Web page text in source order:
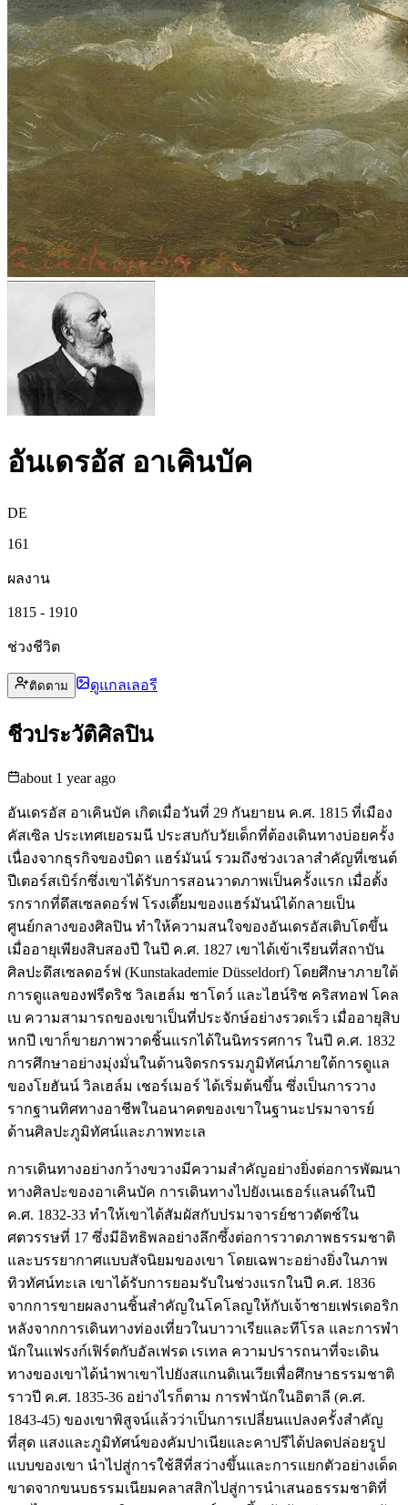
อันเดรอัส อาเคินบัค
DE
161
ผลงาน
1815 - 1910
ช่วงชีวิต
ติดตาม ดูแกลเลอรี
ชีวประวัติศิลปิน
about 1 year ago
อันเดรอัส อาเคินบัค เกิดเมื่อวันที่ 29 กันยายน ค.ศ. 1815 ที่เมือง
คัสเซิล ประเทศเยอรมนี ประสบกับวัยเด็กที่ต้องเดินทางบ่อยครั้ง
เนื่องจากธุรกิจของบิดา แฮร์มันน์ รวมถึงช่วงเวลาสำคัญที่เซนต์
ปีเตอร์สเบิร์กซึ่งเขาได้รับการสอนวาดภาพเป็นครั้งแรก เมื่อตั้ง
รกรากที่ดึสเซลดอร์ฟ โรงเตี๊ยมของแฮร์มันน์ได้กลายเป็น
ศูนย์กลางของศิลปิน ทำให้ความสนใจของอันเดรอัสเติบโตขึ้น
เมื่ออายุเพียงสิบสองปี ในปี ค.ศ. 1827 เขาได้เข้าเรียนที่สถาบัน
ศิลปะดึสเซลดอร์ฟ (Kunstakademie Düsseldorf) โดยศึกษาภายใต้
การดูแลของฟรีดริช วิลเฮล์ม ชาโดว์ และไฮน์ริช คริสทอฟ โคล
เบ ความสามารถของเขาเป็นที่ประจักษ์อย่างรวดเร็ว เมื่ออายุสิบ
หกปี เขาก็ขายภาพวาดชิ้นแรกได้ในนิทรรศการ ในปี ค.ศ. 1832
การศึกษาอย่างมุ่งมั่นในด้านจิตรกรรมภูมิทัศน์ภายใต้การดูแล
ของโยฮันน์ วิลเฮล์ม เชอร์เมอร์ ได้เริ่มต้นขึ้น ซึ่งเป็นการวาง
รากฐานทิศทางอาชีพในอนาคตของเขาในฐานะปรมาจารย์
ด้านศิลปะภูมิทัศน์และภาพทะเล
การเดินทางอย่างกว้างขวางมีความสำคัญอย่างยิ่งต่อการพัฒนา
ทางศิลปะของอาเคินบัค การเดินทางไปยังเนเธอร์แลนด์ในปี
ค.ศ. 1832-33 ทำให้เขาได้สัมผัสกับปรมาจารย์ชาวดัตช์ใน
ศตวรรษที่ 17 ซึ่งมีอิทธิพลอย่างลึกซึ้งต่อการวาดภาพธรรมชาติ
และบรรยากาศแบบสัจนิยมของเขา โดยเฉพาะอย่างยิ่งในภาพ
ทิวทัศน์ทะเล เขาได้รับการยอมรับในช่วงแรกในปี ค.ศ. 1836
จากการขายผลงานชิ้นสำคัญในโคโลญให้กับเจ้าชายเฟรเดอริก
หลังจากการเดินทางท่องเที่ยวในบาวาเรียและทีโรล และการพำ
นักในแฟรงก์เฟิร์ตกับอัลเฟรด เรเทล ความปรารถนาที่จะเดิน
ทางของเขาได้นำพาเขาไปยังสแกนดิเนเวียเพื่อศึกษาธรรมชาติ
ราวปี ค.ศ. 1835-36 อย่างไรก็ตาม การพำนักในอิตาลี (ค.ศ.
1843-45) ของเขาพิสูจน์แล้วว่าเป็นการเปลี่ยนแปลงครั้งสำคัญ
ที่สุด แสงและภูมิทัศน์ของคัมปาเนียและคาปรีได้ปลดปล่อยรูป
แบบของเขา นำไปสู่การใช้สีที่สว่างขึ้นและการแยกตัวอย่างเด็ด
ขาดจากขนบธรรมเนียมคลาสสิกไปสู่การนำเสนอธรรมชาติที่